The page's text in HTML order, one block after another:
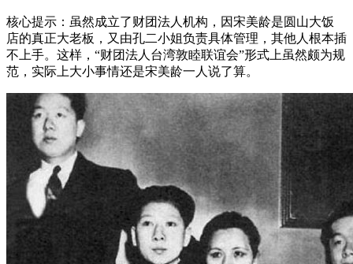
核心提示：虽然成立了财团法人机构，因宋美龄是圆山大饭
店的真正大老板，又由孔二小姐负责具体管理，其他人根本插
不上手。这样，“财团法人台湾敦睦联谊会”形式上虽然颇为规
范，实际上大小事情还是宋美龄一人说了算。